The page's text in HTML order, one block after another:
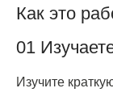
Как это
01
Изучите